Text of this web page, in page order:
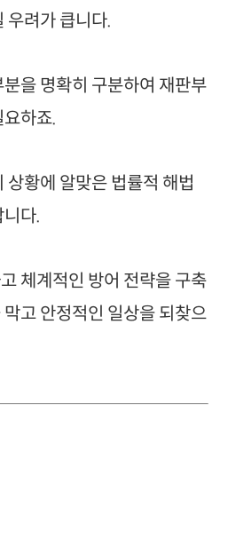
우려가 큽니다.
을 명확히 구분하여 재판부
하죠.
상황에 알맞은 법률적 해법
다.
체계적인 방어 전략을 구축
고 안정적인 일상을 되찾으